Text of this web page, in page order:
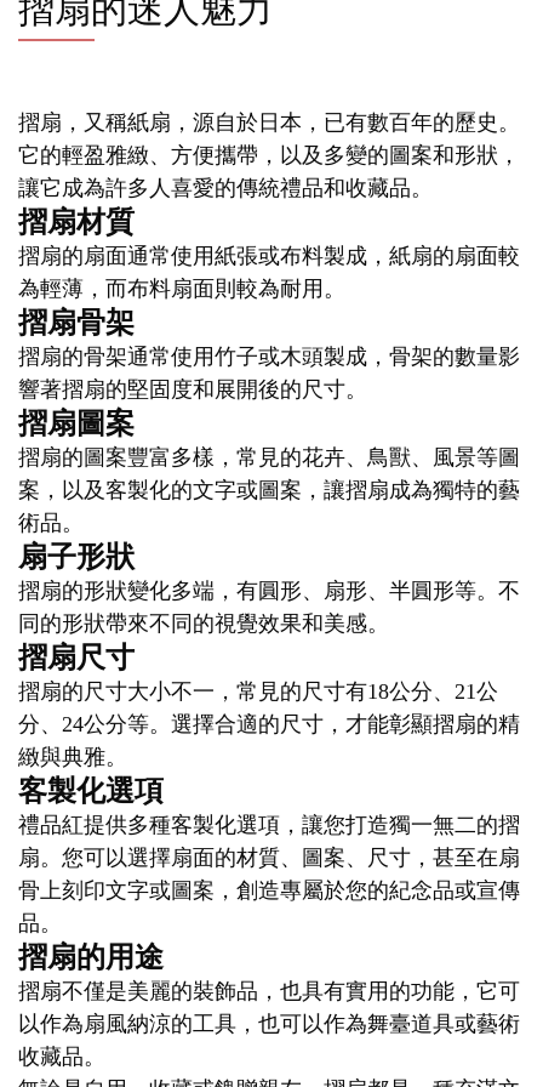
摺扇的迷人魅力
摺扇，又稱紙扇，源自於日本，已有數百年的歷史。
它的輕盈雅緻、方便攜帶，以及多變的圖案和形狀，
讓它成為許多人喜愛的傳統禮品和收藏品。
摺扇材質
摺扇的扇面通常使用紙張或布料製成，紙扇的扇面較
為輕薄，而布料扇面則較為耐用。
摺扇骨架
摺扇的骨架通常使用竹子或木頭製成，骨架的數量影
響著摺扇的堅固度和展開後的尺寸。
摺扇圖案
摺扇的圖案豐富多樣，常見的花卉、鳥獸、風景等圖
案，以及客製化的文字或圖案，讓摺扇成為獨特的藝
術品。
扇子形狀
摺扇的形狀變化多端，有圓形、扇形、半圓形等。不
同的形狀帶來不同的視覺效果和美感。
摺扇尺寸
摺扇的尺寸大小不一，常見的尺寸有18公分、21公
分、24公分等。選擇合適的尺寸，才能彰顯摺扇的精
緻與典雅。
客製化選項
禮品紅提供多種客製化選項，讓您打造獨一無二的摺
扇。您可以選擇扇面的材質、圖案、尺寸，甚至在扇
骨上刻印文字或圖案，創造專屬於您的紀念品或宣傳
品。
摺扇的用途
摺扇不僅是美麗的裝飾品，也具有實用的功能，它可
以作為扇風納涼的工具，也可以作為舞臺道具或藝術
收藏品。